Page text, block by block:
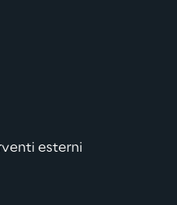
esterni